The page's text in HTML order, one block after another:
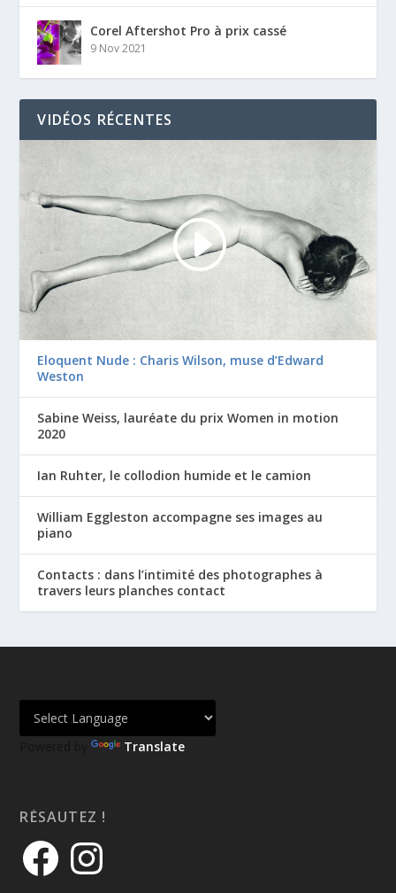
Corel Aftershot Pro à prix cassé
9 Nov 2021
VIDÉOS RÉCENTES
Eloquent Nude : Charis Wilson, muse d’Edward
Weston
Sabine Weiss, lauréate du prix Women in motion
2020
Ian Ruhter, le collodion humide et le camion
William Eggleston accompagne ses images au
piano
Contacts : dans l’intimité des photographes à
travers leurs planches contact
Powered by Translate
RÉSAUTEZ !